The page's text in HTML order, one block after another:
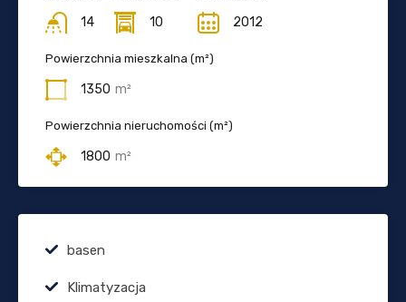
14 10 2012
Powierzchnia mieszkalna (m²)
1350 m²
Powierzchnia nieruchomości (m²)
1800 m²
basen
Klimatyzacja